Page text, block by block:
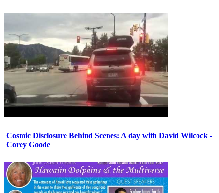
Cosmic Disclosure Behind Scenes: A day with David Wilcock -
Corey Goode